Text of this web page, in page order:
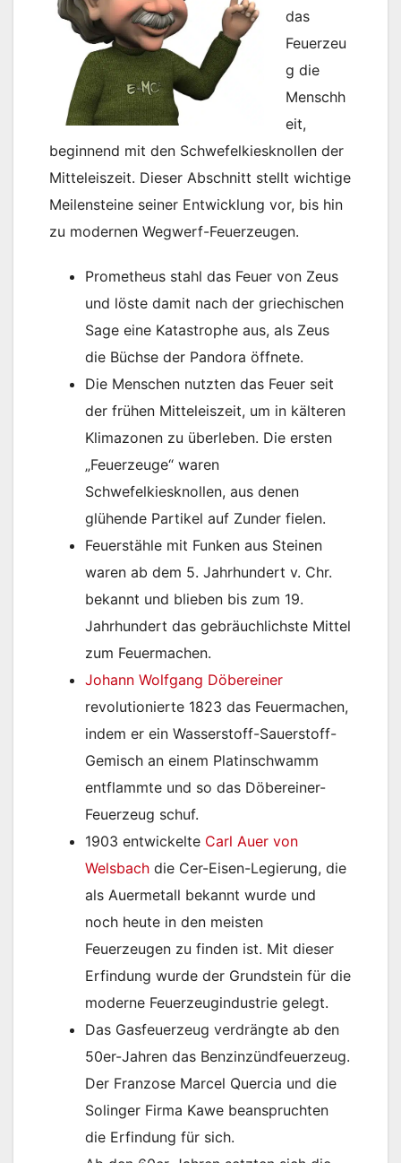
das
Feuerzeu
g die
Menschh
eit,
beginnend mit den Schwefelkiesknollen der
Mitteleiszeit. Dieser Abschnitt stellt wichtige
Meilensteine seiner Entwicklung vor, bis hin
zu modernen Wegwerf-Feuerzeugen.
Prometheus stahl das Feuer von Zeus
und löste damit nach der griechischen
Sage eine Katastrophe aus, als Zeus
die Büchse der Pandora öffnete.
Die Menschen nutzten das Feuer seit
der frühen Mitteleiszeit, um in kälteren
Klimazonen zu überleben. Die ersten
„Feuerzeuge“ waren
Schwefelkiesknollen, aus denen
glühende Partikel auf Zunder fielen.
Feuerstähle mit Funken aus Steinen
waren ab dem 5. Jahrhundert v. Chr.
bekannt und blieben bis zum 19.
Jahrhundert das gebräuchlichste Mittel
zum Feuermachen.
Johann Wolfgang Döbereiner
revolutionierte 1823 das Feuermachen,
indem er ein Wasserstoff-Sauerstoff-
Gemisch an einem Platinschwamm
entflammte und so das Döbereiner-
Feuerzeug schuf.
1903 entwickelte Carl Auer von
Welsbach die Cer-Eisen-Legierung, die
als Auermetall bekannt wurde und
noch heute in den meisten
Feuerzeugen zu finden ist. Mit dieser
Erfindung wurde der Grundstein für die
moderne Feuerzeugindustrie gelegt.
Das Gasfeuerzeug verdrängte ab den
50er-Jahren das Benzinzündfeuerzeug.
Der Franzose Marcel Quercia und die
Solinger Firma Kawe beanspruchten
die Erfindung für sich.